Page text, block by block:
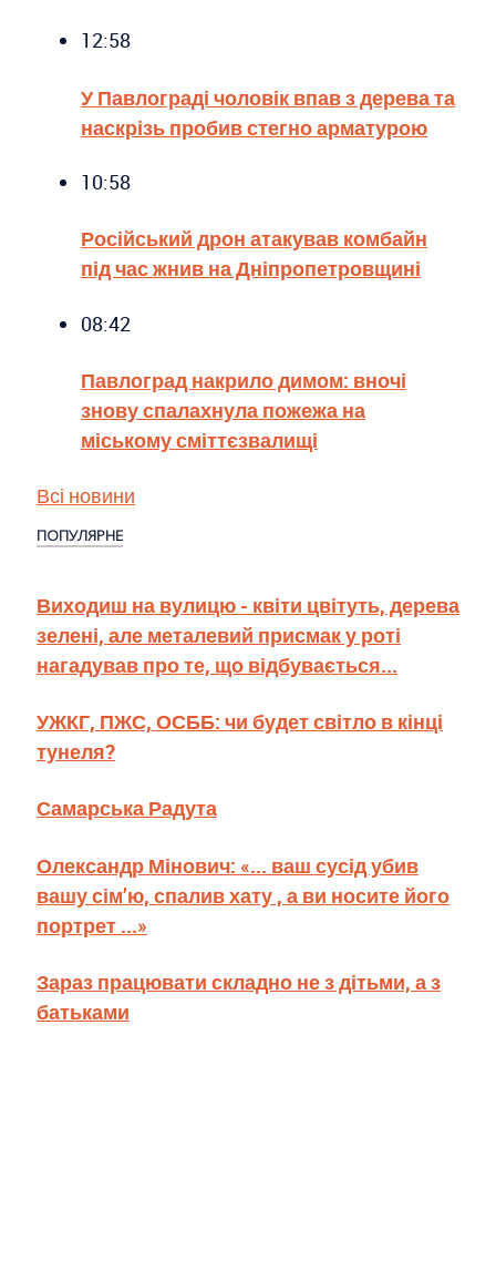
12:58
У Павлограді чоловік впав з дерева та
наскрізь пробив стегно арматурою
10:58
Російський дрон атакував комбайн
під час жнив на Дніпропетровщині
08:42
Павлоград накрило димом: вночі
знову спалахнула пожежа на
міському сміттєзвалищі
Всі новини
ПОПУЛЯРНЕ
Виходиш на вулицю - квіти цвітуть, дерева
зелені, але металевий присмак у роті
нагадував про те, що відбувається...
УЖКГ, ПЖС, ОСББ: чи будет світло в кінці
тунеля?
Самарська Радута
Олександр Мінович: «... ваш сусід убив
вашу сім’ю, спалив хату , а ви носите його
портрет ...»
Зараз працювати складно не з дітьми, а з
батьками